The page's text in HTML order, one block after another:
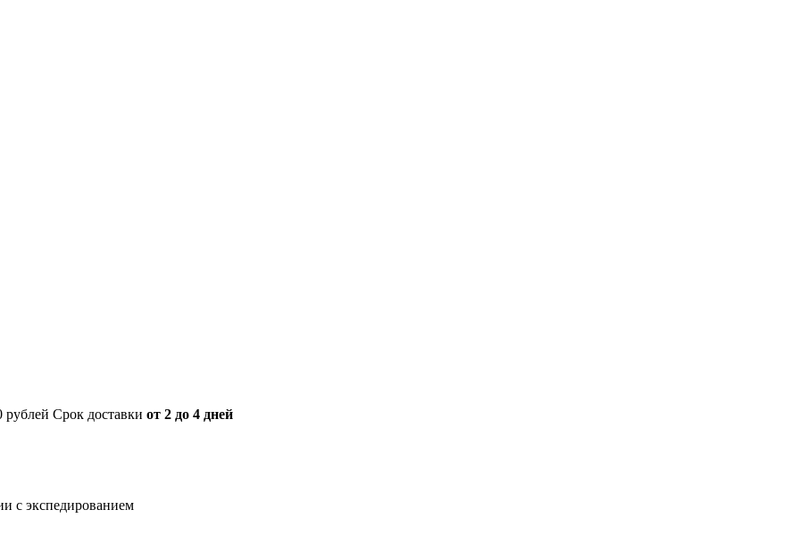
рублей Срок доставки от 2 до 4 дней
с экспедированием